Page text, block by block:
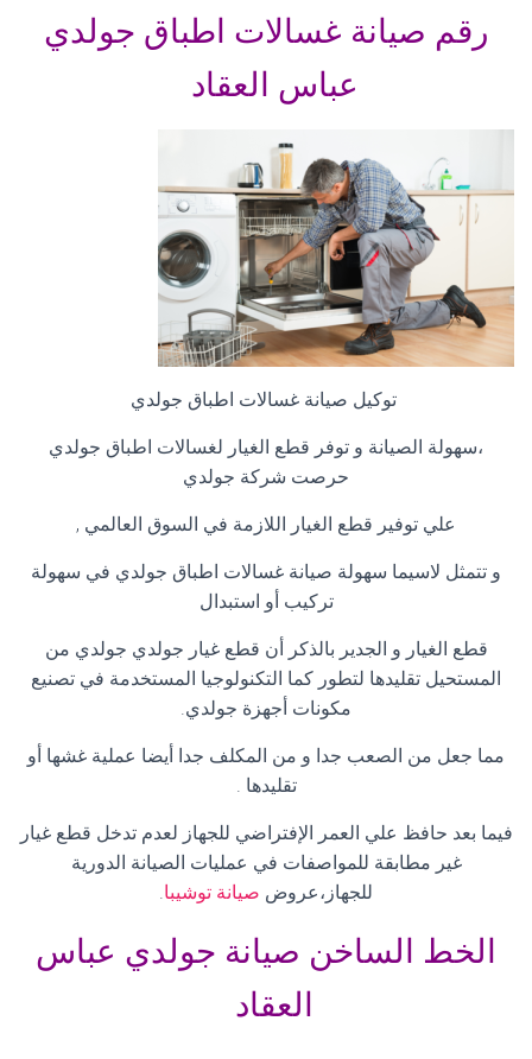
رقم صيانة غسالات اطباق جولدي
عباس العقاد
توكيل صيانة غسالات اطباق جولدي
،سهولة الصيانة و توفر قطع الغيار لغسالات اطباق جولدي
حرصت شركة جولدي
علي توفير قطع الغيار اللازمة في السوق العالمي ,
و تتمثل لاسيما سهولة صيانة غسالات اطباق جولدي في سهولة
تركيب أو استبدال
قطع الغيار و الجدير بالذكر أن قطع غيار جولدي جولدي من
المستحيل تقليدها لتطور كما التكنولوجيا المستخدمة في تصنيع
مكونات أجهزة جولدي.
مما جعل من الصعب جدا و من المكلف جدا أيضا عملية غشها أو
تقليدها .
فيما بعد حافظ علي العمر الإفتراضي للجهاز لعدم تدخل قطع غيار
غير مطابقة للمواصفات في عمليات الصيانة الدورية
للجهاز،عروض صيانة توشيبا.
الخط الساخن صيانة جولدي عباس
العقاد